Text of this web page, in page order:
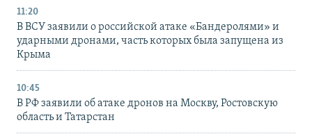
11:20
В ВСУ заявили о российской атаке «Бандеролями» и
ударными дронами, часть которых была запущена из
Крыма
10:45
В РФ заявили об атаке дронов на Москву, Ростовскую
область и Татарстан